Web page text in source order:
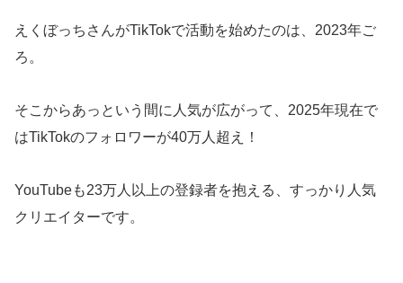
えくぼっちさんがTikTokで活動を始めたのは、2023年ご
ろ。
そこからあっという間に人気が広がって、2025年現在で
はTikTokのフォロワーが40万人超え！
YouTubeも23万人以上の登録者を抱える、すっかり人気
クリエイターです。